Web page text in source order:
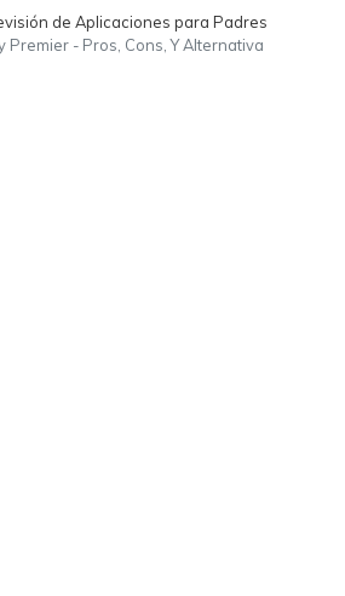
de Aplicaciones para Padres
Premier - Pros, Cons, Y Alternativa